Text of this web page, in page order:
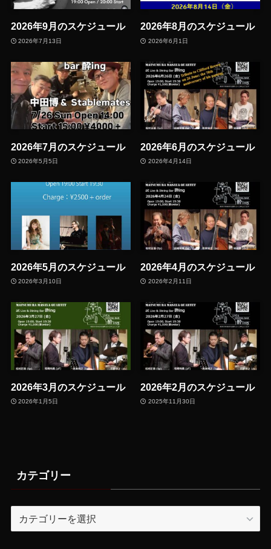
2026年9月のスケジュール
2026年7月13日
2026年8月のスケジュール
2026年6月1日
2026年7月のスケジュール
2026年5月5日
2026年6月のスケジュール
2026年4月14日
2026年5月のスケジュール
2026年3月10日
2026年4月のスケジュール
2026年2月11日
2026年3月のスケジュール
2026年1月5日
2026年2月のスケジュール
2025年11月30日
カテゴリー
テ